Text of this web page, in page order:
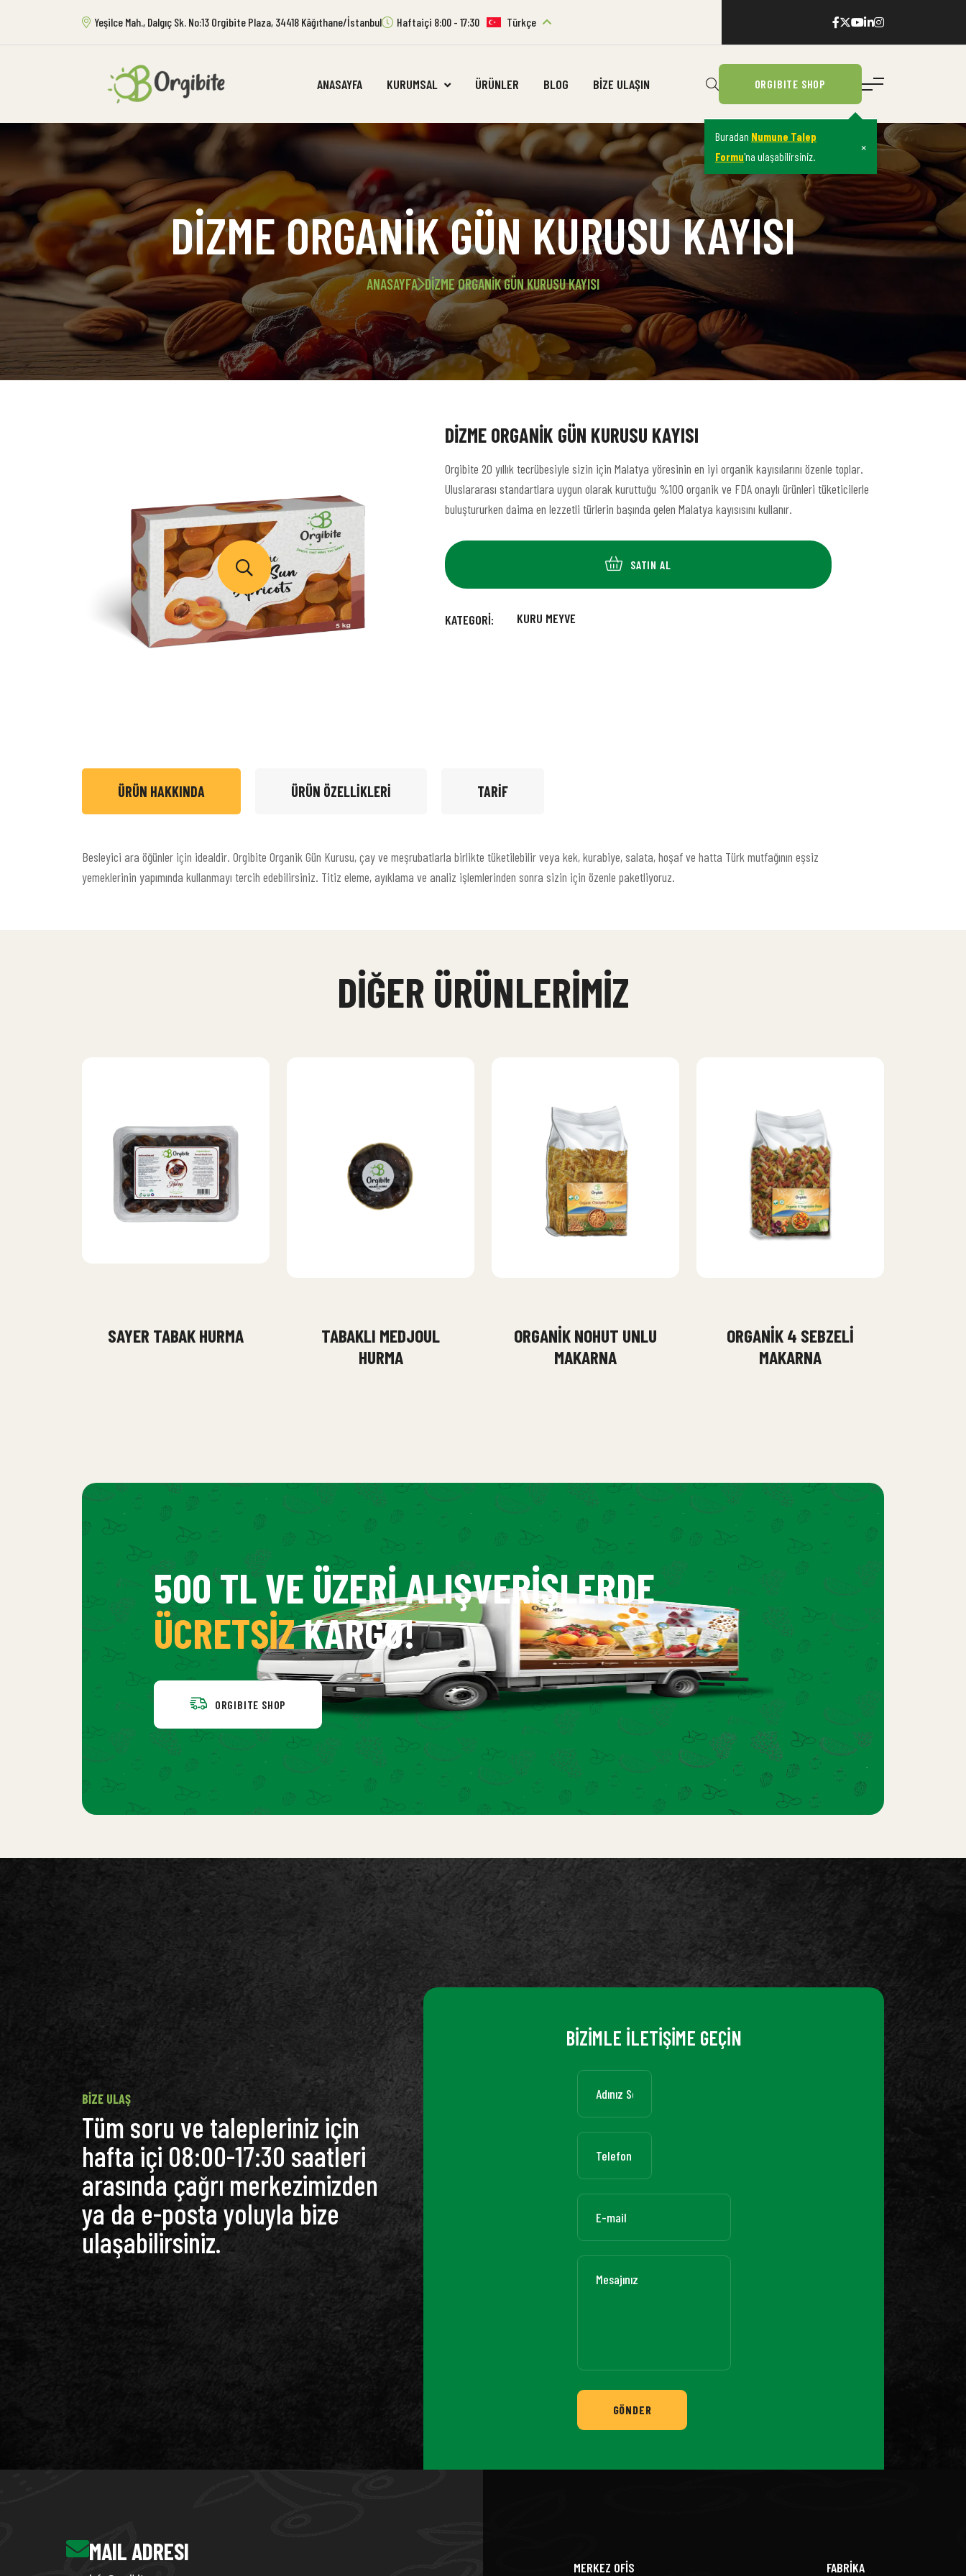
Yeşilce Mah., Dalgıç Sk. No:13 Orgibite Plaza, 34418 Kâğıthane/İstanbul Haftaiçi 8:00 - 17:30 Türkçe
ANASAYFA KURUMSAL ÜRÜNLER BLOG BIZE ULAŞIN ORGIBITE SHOP
Buradan Numune Talep
Formu'na ulaşabilirsiniz.
×
DIZME ORGANIK GÜN KURUSU KAYISI
ANASAYFA DIZME ORGANIK GÜN KURUSU KAYISI
DIZME ORGANIK GÜN KURUSU KAYISI
Orgibite 20 yıllık tecrübesiyle sizin için Malatya yöresinin en iyi organik kayısılarını özenle toplar.
Uluslararası standartlara uygun olarak kuruttuğu %100 organik ve FDA onaylı ürünleri tüketicilerle
buluştururken daima en lezzetli türlerin başında gelen Malatya kayısısını kullanır.
SATIN AL
KATEGORI: KURU MEYVE
ÜRÜN HAKKINDA ÜRÜN ÖZELLIKLERI TARIF
Besleyici ara öğünler için idealdir. Orgibite Organik Gün Kurusu, çay ve meşrubatlarla birlikte tüketilebilir veya kek, kurabiye, salata, hoşaf ve hatta Türk mutfağının eşsiz
yemeklerinin yapımında kullanmayı tercih edebilirsiniz. Titiz eleme, ayıklama ve analiz işlemlerinden sonra sizin için özenle paketliyoruz.
DIĞER ÜRÜNLERIMIZ
SAYER TABAK HURMA
TABAKLI MEDJOUL
HURMA
ORGANIK NOHUT UNLU
MAKARNA
ORGANIK 4 SEBZELI
MAKARNA
500 TL VE ÜZERI ALIŞVERIŞLERDE
ÜCRETSIZKARGO!
ORGIBITE SHOP
BIZE ULAŞ
Tüm soru ve talepleriniz için
hafta içi 08:00-17:30 saatleri
arasında çağrı merkezimizden
ya da e-posta yoluyla bize
ulaşabilirsiniz.
BİZİMLE İLETİŞİME GEÇİN
GÖNDER
MAIL ADRESI
MERKEZ OFİS FABRİKA